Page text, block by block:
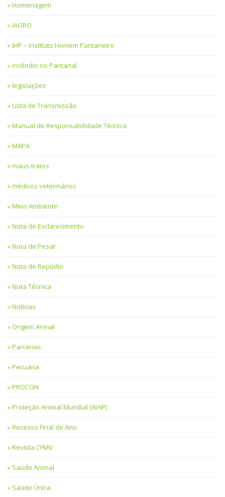
Homenagem
IAGRO
IHP – Instituto Homem Pantaneiro
Incêndio no Pantanal
legislações
Lista de Transmissão
Manual de Responsabilidade Técnica
MAPA
maus-tratos
médicos veterinários
Meio Ambiente
Nota de Esclarecimento
Nota de Pesar
Nota de Repúdio
Nota Técnica
Notícias
Origem Aninal
Parcerias
Pecuária
PROCON
Proteção Animal Mundial (WAP)
Recesso Final de Ano
Revista CFMV
Saúde Animal
Saúde Única